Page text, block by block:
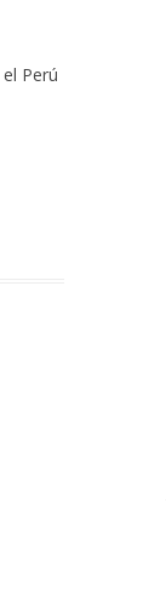
Perú